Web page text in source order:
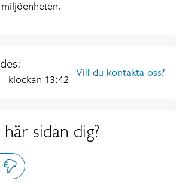
klockan 13:42
Vill du kontakta oss?
sidan dig?